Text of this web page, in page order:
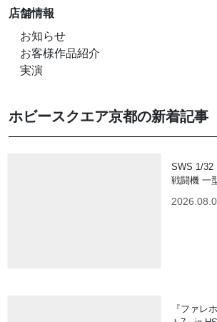
店舗情報
お知らせ
お客様作品紹介
実演
ホビースクエア京都の新着記事
SWS 1/32
戦闘機 一
『ファレ